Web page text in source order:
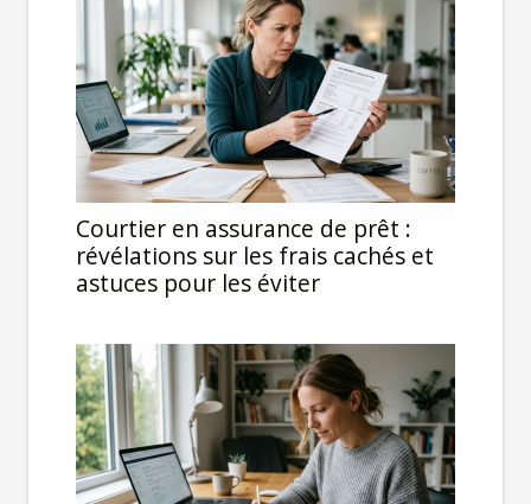
Courtier en assurance de prêt :
révélations sur les frais cachés et
astuces pour les éviter